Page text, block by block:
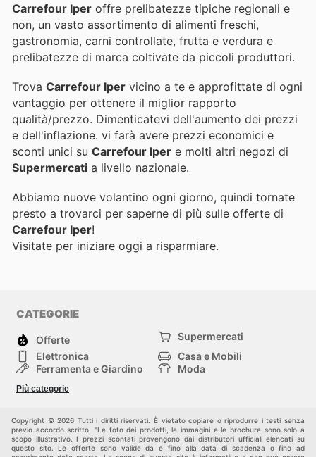
Carrefour Iper offre prelibatezze tipiche regionali e
non, un vasto assortimento di alimenti freschi,
gastronomia, carni controllate, frutta e verdura e
prelibatezze di marca coltivate da piccoli produttori.
Trova Carrefour Iper vicino a te e approfittate di ogni
vantaggio per ottenere il miglior rapporto
qualità/prezzo. Dimenticatevi dell'aumento dei prezzi
e dell'inflazione. vi farà avere prezzi economici e
sconti unici su Carrefour Iper e molti altri negozi di
Supermercati a livello nazionale.
Abbiamo nuove volantino ogni giorno, quindi tornate
presto a trovarci per saperne di più sulle offerte di
Carrefour Iper!
Visitate per iniziare oggi a risparmiare.
CATEGORIE
Offerte
Supermercati
Elettronica
Casa e Mobili
Ferramenta e Giardino
Moda
Bambini e Neonati
Più categorie
Copyright © 2026 Tutti i diritti riservati. È vietato copiare o riprodurre i testi senza
previo accordo scritto. "Le foto dei prodotti, le immagini e le brochure sono solo a
scopo illustrativo. I prezzi scontati provengono dai distributori ufficiali elencati su
questo sito. Le offerte sono valide da e fino alla data di scadenza o fino ad